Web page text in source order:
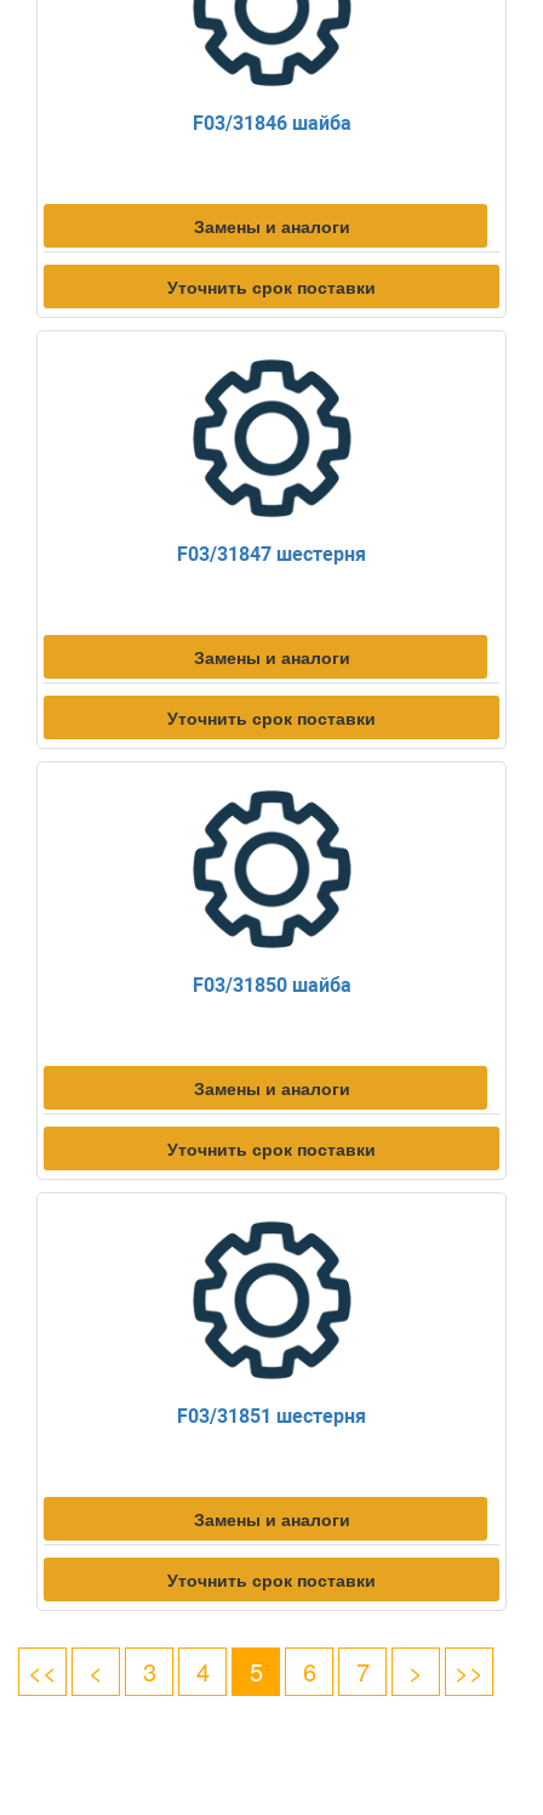
F03/31846 шайба
Замены и аналоги
Уточнить срок поставки
F03/31847 шестерня
Замены и аналоги
Уточнить срок поставки
F03/31850 шайба
Замены и аналоги
Уточнить срок поставки
F03/31851 шестерня
Замены и аналоги
Уточнить срок поставки
<< < 3 4 5 6 7 > >>